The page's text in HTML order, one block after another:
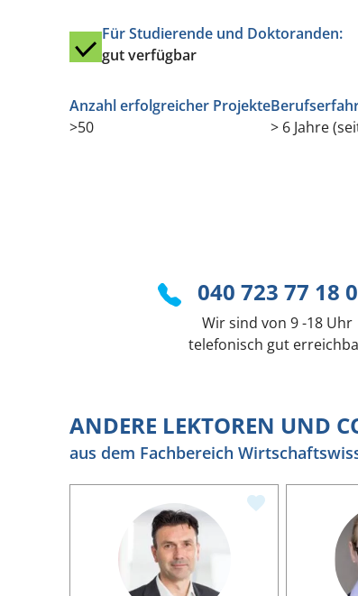
Für Studierende und Doktoranden:
gut verfügbar
Anzahl erfolgreicher Projekte
>50
> 6 Jahre
040 723 77 18 0
Wir sind von 9 -18 Uhr
telefonisch gut
ANDERE LEKTOREN UND
aus dem Fachbereich